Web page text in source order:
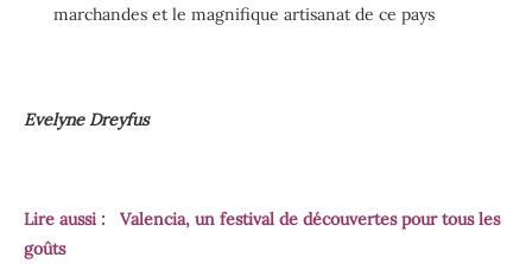
marchandes et le magnifique artisanat de ce pays
Evelyne Dreyfus
Lire aussi : Valencia, un festival de découvertes pour tous les
goûts